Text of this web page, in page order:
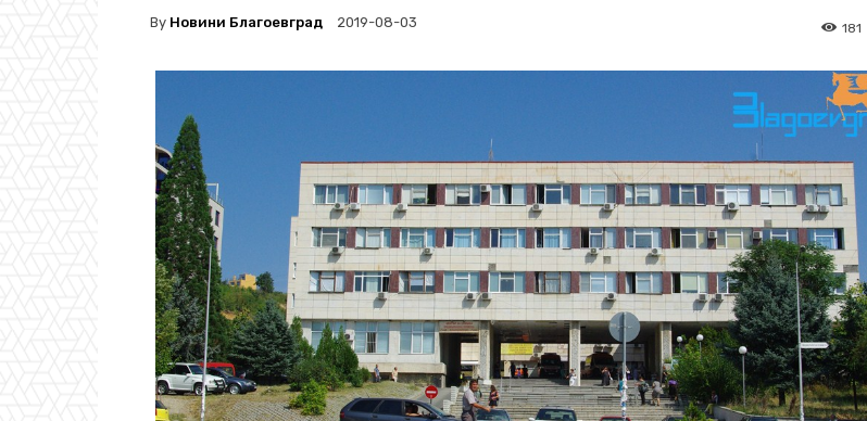
By Новини Благоевград 2019-08-03 181